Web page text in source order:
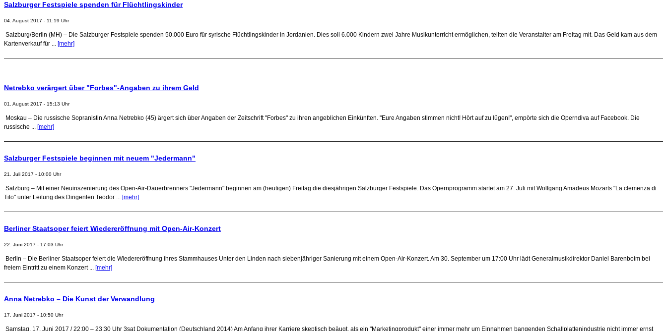
Salzburger Festspiele spenden für Flüchtlingskinder
04. August 2017 - 11:19 Uhr
Salzburg/Berlin (MH) – Die Salzburger Festspiele spenden 50.000 Euro für syrische Flüchtlingskinder in Jordanien. Dies soll 6.000 Kindern zwei Jahre Musikunterricht ermöglichen, teilten die Veranstalter am Freitag mit. Das Geld kam aus dem
Kartenverkauf für ... [mehr]
Netrebko verärgert über "Forbes"-Angaben zu ihrem Geld
01. August 2017 - 15:13 Uhr
Moskau – Die russische Sopranistin Anna Netrebko (45) ärgert sich über Angaben der Zeitschrift "Forbes" zu ihren angeblichen Einkünften. "Eure Angaben stimmen nicht! Hört auf zu lügen!", empörte sich die Operndiva auf Facebook. Die
russische ... [mehr]
Salzburger Festspiele beginnen mit neuem "Jedermann"
21. Juli 2017 - 10:00 Uhr
Salzburg – Mit einer Neuinszenierung des Open-Air-Dauerbrenners "Jedermann" beginnen am (heutigen) Freitag die diesjährigen Salzburger Festspiele. Das Opernprogramm startet am 27. Juli mit Wolfgang Amadeus Mozarts "La clemenza di
Tito" unter Leitung des Dirigenten Teodor ... [mehr]
Berliner Staatsoper feiert Wiedereröffnung mit Open-Air-Konzert
22. Juni 2017 - 17:03 Uhr
Berlin – Die Berliner Staatsoper feiert die Wiedereröffnung ihres Stammhauses Unter den Linden nach siebenjähriger Sanierung mit einem Open-Air-Konzert. Am 30. September um 17:00 Uhr lädt Generalmusikdirektor Daniel Barenboim bei
freiem Eintritt zu einem Konzert ... [mehr]
Anna Netrebko – Die Kunst der Verwandlung
17. Juni 2017 - 10:50 Uhr
Samstag, 17. Juni 2017 / 22:00 – 23:30 Uhr 3sat Dokumentation (Deutschland 2014) Am Anfang ihrer Karriere skeptisch beäugt, als ein "Marketingprodukt" einer immer mehr um Einnahmen bangenden Schallplattenindustrie nicht immer ernst